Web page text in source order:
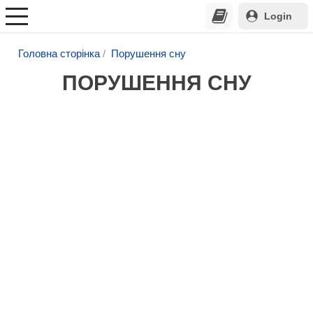
Login
Головна сторінка Порушення сну
ПОРУШЕННЯ СНУ